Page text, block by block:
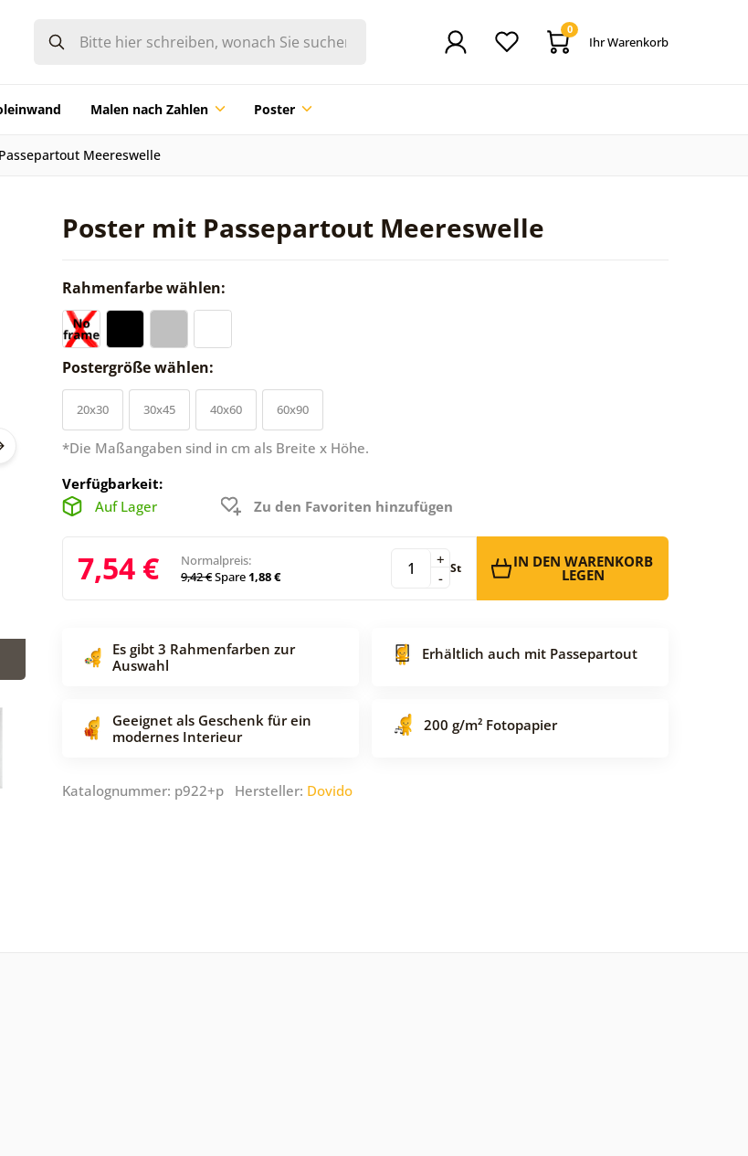
0
Ihr Warenkorb
Malen nach Zahlen Poster
Meereswelle
Poster mit Passepartout Meereswelle
Rahmenfarbe wählen:
Postergröße wählen:
20x30 30x45 40x60 60x90
*Die Maßangaben sind in cm als Breite x Höhe.
Verfügbarkeit:
Auf Lager
Zu den Favoriten hinzufügen
7,54 €
Normalpreis:
9,42 €Spare 1,88 € -
+ St IN DEN WARENKORB
LEGEN
Es gibt 3 Rahmenfarben zur
Auswahl
Erhältlich auch mit Passepartout
Geeignet als Geschenk für ein
modernes Interieur
200 g/m² Fotopapier
Katalognummer: p922+p Hersteller: Dovido